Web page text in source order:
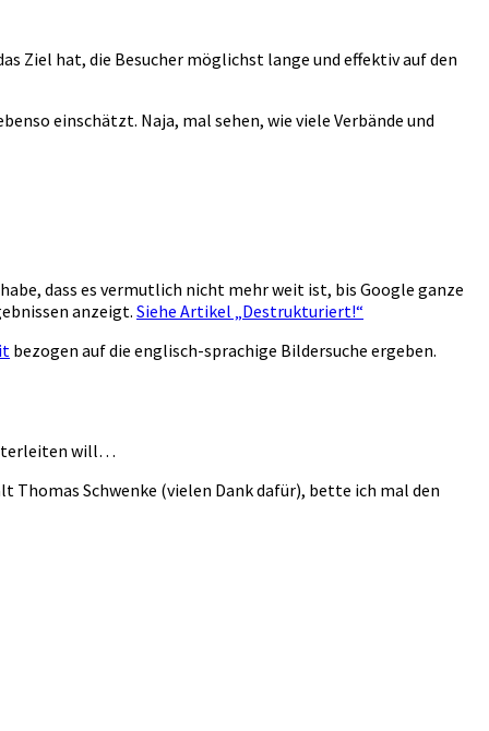
Ziel hat, die Besucher möglichst lange und effektiv auf den
einschätzt. Naja, mal sehen, wie viele Verbände und
dass es vermutlich nicht mehr weit ist, bis Google ganze
anzeigt. Siehe Artikel „Destrukturiert!“
bezogen auf die englisch-sprachige Bildersuche ergeben.
will…
Thomas Schwenke (vielen Dank dafür), bette ich mal den